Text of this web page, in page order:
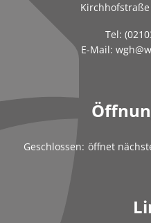
Tel:
E-Mail:
Klicken, um weitere
Geschlossen: öffnet